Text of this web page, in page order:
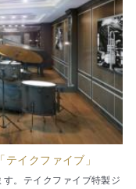
イクファイブ」
。テイクファイブ特製ジ